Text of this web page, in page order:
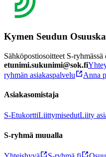
Kymen Seudun
Sähköpostiosoitteet S-ryhmässä
etunimi.sukunimi@sok.fi
ryhmän asiakaspalvelu
Anna
Asiakasomistaja
S-EtukorttiLiittymisedutLiity
S-ryhmä muualla